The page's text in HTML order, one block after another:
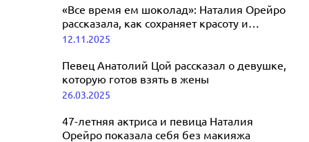
«Все время ем шоколад»: Наталия Орейро
рассказала, как сохраняет красоту и
молодость
12.11.2025
Певец Анатолий Цой рассказал о девушке,
которую готов взять в жены
26.03.2025
47-летняя актриса и певица Наталия
Орейро показала себя без макияжа